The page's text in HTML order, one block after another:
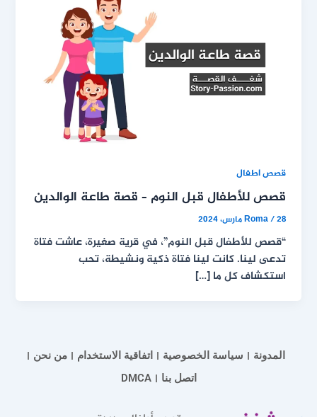
قصص اطفال
قصص للأطفال قبل النوم – قصة طاعة الوالدين
Roma/28 مارس، 2024
“قصص للأطفال قبل النوم”، في قرية صغيرة، عاشت فتاة
تدعى لينا. كانت لينا فتاة ذكية ونشيطة، تحب
استكشاف كل ما […]
المدونة سياسة الخصوصية اتفاقية الاستخدام
من نحن
اتصل بنا
DMCA